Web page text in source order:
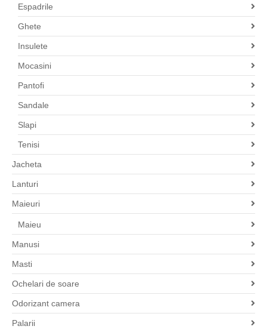
Espadrile
Ghete
Insulete
Mocasini
Pantofi
Sandale
Slapi
Tenisi
Jacheta
Lanturi
Maieuri
Maieu
Manusi
Masti
Ochelari de soare
Odorizant camera
Palarii